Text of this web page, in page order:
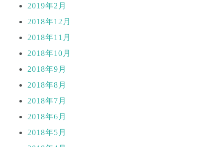
2019年2月
2018年12月
2018年11月
2018年10月
2018年9月
2018年8月
2018年7月
2018年6月
2018年5月